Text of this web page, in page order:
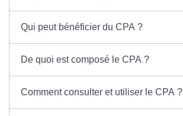
Qui peut bénéficier du CPA ?
De quoi est composé le CPA ?
Comment consulter et utiliser le CPA ?